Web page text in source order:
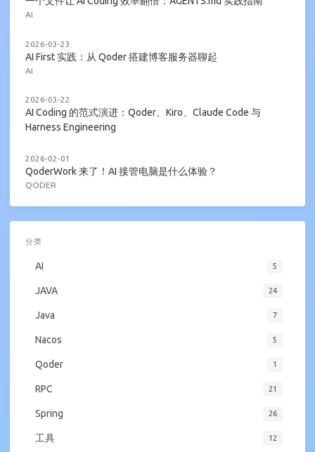
AI
2026-03-23
AI First 实践：从 Qoder 搭建博客服务器聊起
AI
2026-03-22
AI Coding 的范式演进：Qoder、Kiro、Claude Code 与
Harness Engineering
2026-02-01
QoderWork 来了！AI 接管电脑是什么体验？
QODER
分类
AI 5
JAVA 24
Java 7
Nacos 5
Qoder 1
RPC 21
Spring 26
工具 12